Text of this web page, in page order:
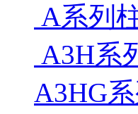
A系列
A3H系
A3HG